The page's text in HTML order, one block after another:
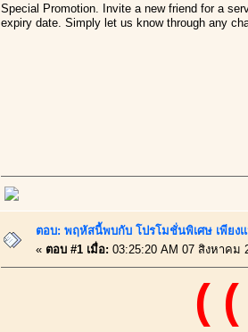
Special Promotion. Invite a new friend for a
expiry date. Simply let us know through any
ตอบ: พฤหัสนี้พบกับ โปรโมชั่นพิเศษ เพียง
« ตอบ #1 เมื่อ: 03:25:20 AM 07 สิงหาคม
((